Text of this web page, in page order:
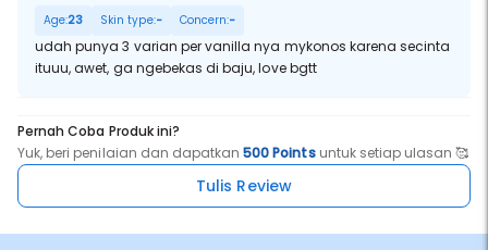
Age:23 Skin type:- Concern:-
udah punya 3 varian per vanilla nya mykonos karena secinta
ituuu, awet, ga ngebekas di baju, love bgtt
Pernah Coba Produk ini?
Yuk, beri penilaian dan dapatkan500 Pointsuntuk setiap ulasan 🥰
Tulis Review